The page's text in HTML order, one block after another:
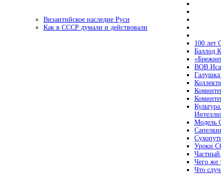
Византийское наследие Руси
Как в СССР думали и действовали
100 лет
Баллод
ВОВ
Модель
Уроки
Чего же
Что